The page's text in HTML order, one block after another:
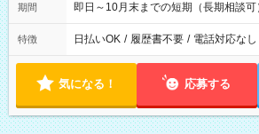
期間 即日～10月末までの短期（長期相談可
特徴 日払いOK / 履歴書不要 / 電話対応なし
気になる！ 応募する